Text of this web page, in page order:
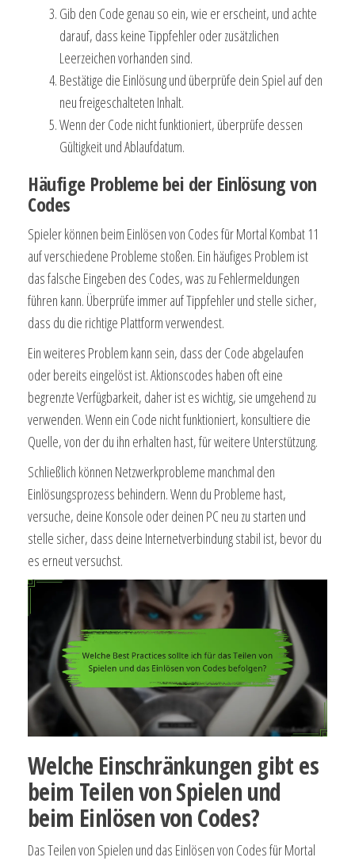
Gib den Code genau so ein, wie er erscheint, und achte
darauf, dass keine Tippfehler oder zusätzlichen
Leerzeichen vorhanden sind.
Bestätige die Einlösung und überprüfe dein Spiel auf den
neu freigeschalteten Inhalt.
Wenn der Code nicht funktioniert, überprüfe dessen
Gültigkeit und Ablaufdatum.
Häufige Probleme bei der Einlösung von
Codes
Spieler können beim Einlösen von Codes für Mortal Kombat 11
auf verschiedene Probleme stoßen. Ein häufiges Problem ist
das falsche Eingeben des Codes, was zu Fehlermeldungen
führen kann. Überprüfe immer auf Tippfehler und stelle sicher,
dass du die richtige Plattform verwendest.
Ein weiteres Problem kann sein, dass der Code abgelaufen
oder bereits eingelöst ist. Aktionscodes haben oft eine
begrenzte Verfügbarkeit, daher ist es wichtig, sie umgehend zu
verwenden. Wenn ein Code nicht funktioniert, konsultiere die
Quelle, von der du ihn erhalten hast, für weitere Unterstützung.
Schließlich können Netzwerkprobleme manchmal den
Einlösungsprozess behindern. Wenn du Probleme hast,
versuche, deine Konsole oder deinen PC neu zu starten und
stelle sicher, dass deine Internetverbindung stabil ist, bevor du
es erneut versuchst.
Welche Einschränkungen gibt es
beim Teilen von Spielen und
beim Einlösen von Codes?
Das Teilen von Spielen und das Einlösen von Codes für Mortal